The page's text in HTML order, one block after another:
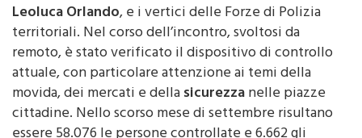
territoriali. Nel corso dell’incontro, svoltosi da
remoto, è stato verificato il dispositivo di controllo
attuale, con particolare attenzione ai temi della
movida, dei mercati e dellasicurezzanelle piazze
cittadine. Nello scorso mese di settembre risultano
essere 58.076 le persone controllate e 6.662 gli